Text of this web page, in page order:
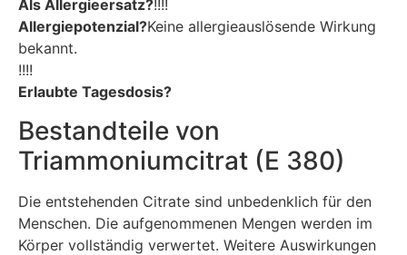
Als Allergieersatz?!!!!
Allergiepotenzial?Keine allergieauslösende Wirkung
bekannt.
!!!!
Erlaubte Tagesdosis?
Bestandteile von
Triammoniumcitrat (E 380)
Die entstehenden Citrate sind unbedenklich für den
Menschen. Die aufgenommenen Mengen werden im
Körper vollständig verwertet. Weitere Auswirkungen